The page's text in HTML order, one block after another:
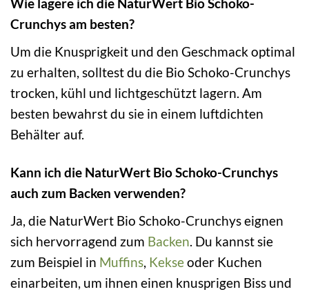
Wie lagere ich die NaturWert Bio Schoko-
Crunchys am besten?
Um die Knusprigkeit und den Geschmack optimal
zu erhalten, solltest du die Bio Schoko-Crunchys
trocken, kühl und lichtgeschützt lagern. Am
besten bewahrst du sie in einem luftdichten
Behälter auf.
Kann ich die NaturWert Bio Schoko-Crunchys
auch zum Backen verwenden?
Ja, die NaturWert Bio Schoko-Crunchys eignen
sich hervorragend zum Backen . Du kannst sie
zum Beispiel in Muffins Kekseoder Kuchen
einarbeiten, um ihnen einen knusprigen Biss und